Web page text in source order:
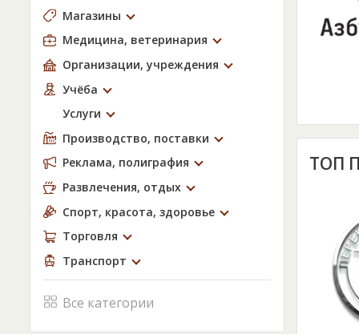
Магазины
Медицина, ветеринария
Организации, учреждения
Учёба
Услуги
Производство, поставки
Реклама, полиграфия
Развлечения, отдых
Спорт, красота, здоровье
Торговля
Транспорт
Все категории
ТОП